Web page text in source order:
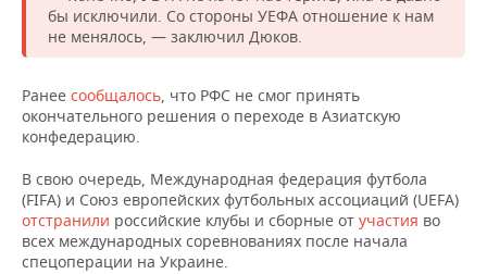
бы исключили. Со стороны УЕФА отношение к нам
не менялось, — заключил Дюков.
Ранее сообщалось, что РФС не смог принять
окончательного решения о переходе в Азиатскую
конфедерацию.
В свою очередь, Международная федерация футбола
(FIFA) и Союз европейских футбольных ассоциаций (UEFA)
отстранили российские клубы и сборные от участия во
всех международных соревнованиях после начала
спецоперации на Украине.